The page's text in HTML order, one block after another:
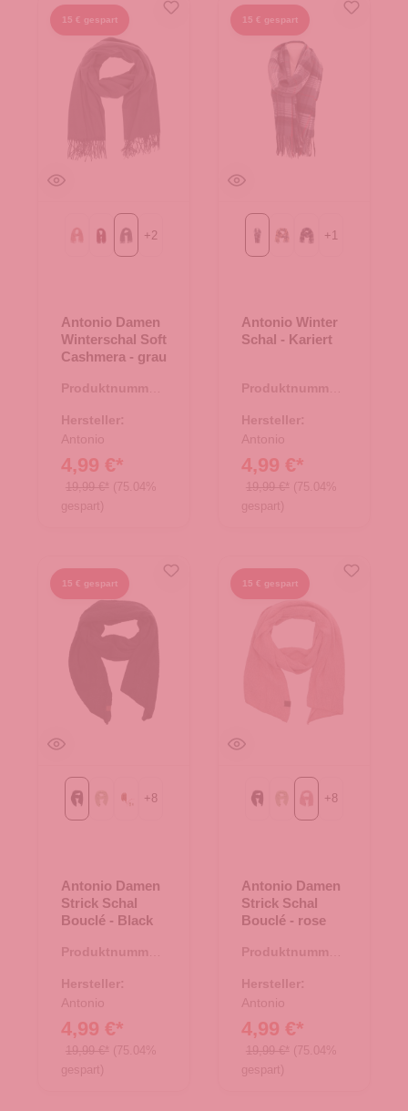
15 € gespart
alt rosabordeaux
grau
+2
Antonio Damen
Winterschal Soft
Cashmera - grau
Produktnummer:
Hersteller:
Antonio
4,99 €*
19,99 €* (75.04%
gespart)
15 € gespart
Kariertbeigenavy
+ 1
Antonio Winter
Schal - Kariert
Produktnummer:
Hersteller:
Antonio
4,99 €*
19,99 €* (75.04%
gespart)
15 € gespart
Black GreenRost
+8
Antonio Damen
Strick Schal
Bouclé - Black
Produktnummer:
Hersteller:
Antonio
4,99 €*
19,99 €* (75.04%
gespart)
15 € gespart
Black Greenrose
+8
Antonio Damen
Strick Schal
Bouclé - rose
Produktnummer:
Hersteller:
Antonio
4,99 €*
19,99 €* (75.04%
gespart)